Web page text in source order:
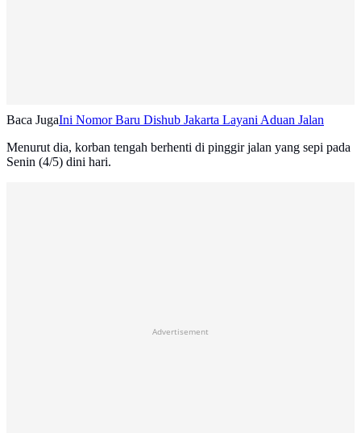
Baca JugaIni Nomor Baru Dishub Jakarta Layani Aduan Jalan
Menurut dia, korban tengah berhenti di pinggir jalan yang sepi pada
Senin (4/5) dini hari.
Advertisement